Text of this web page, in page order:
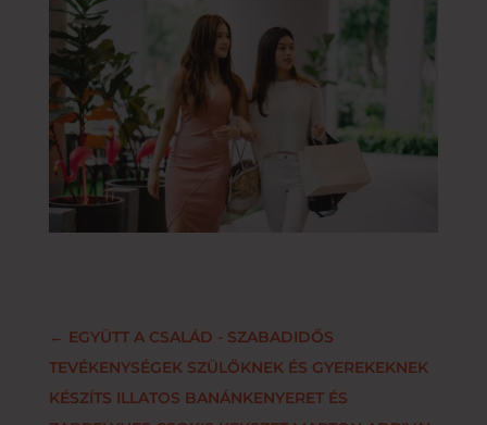
← EGYÜTT A CSALÁD - SZABADIDŐS
TEVÉKENYSÉGEK SZÜLŐKNEK ÉS GYEREKEKNEK
KÉSZÍTS ILLATOS BANÁNKENYERET ÉS